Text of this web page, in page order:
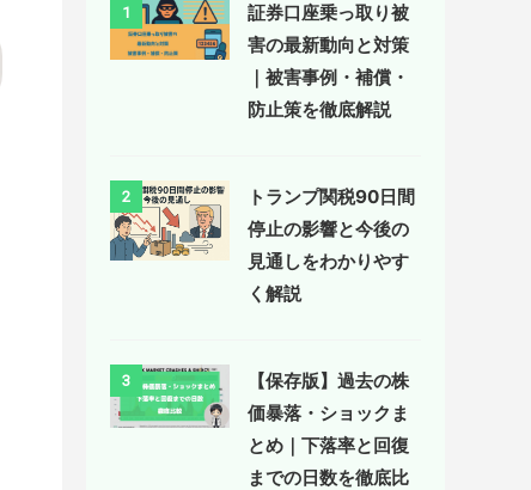
1
証券口座乗っ取り被
害の最新動向と対策
｜被害事例・補償・
防止策を徹底解説
2
トランプ関税90日間
停止の影響と今後の
見通しをわかりやす
く解説
3
【保存版】過去の株
価暴落・ショックま
とめ｜下落率と回復
までの日数を徹底比